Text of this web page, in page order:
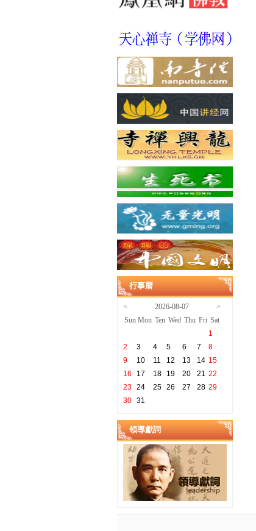
行事曆
< 2026-08-07
>
Sun Mon Ten Wed Thu Fri Sat
1
2
3 4 5 6 7
8
9
10 11 12 13 14 15
16
17 18 19 20 21 22
23 24 25 26 27 28 29
30 31
領導獻詞